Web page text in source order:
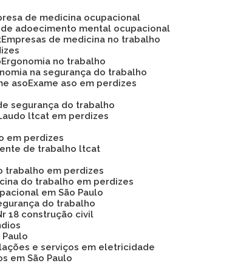
de medicina ocupacional
de adoecimento mental ocupacional
Empresas de medicina no trabalho
Ergonomia no trabalho
na segurança do trabalho
aso Exame aso em perdizes
segurança do trabalho
Laudo ltcat em perdizes
em perdizes
de trabalho ltcat
trabalho em perdizes
do trabalho em perdizes
em São Paulo
do trabalho
Nr 18 construção civil
Paulo
e serviços em eletricidade
em São Paulo